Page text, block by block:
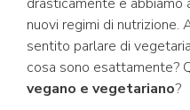
nuovi regimi di nutrizione.
sentito parlare di
cosa sono esattamente?
vegano e vegetariano?